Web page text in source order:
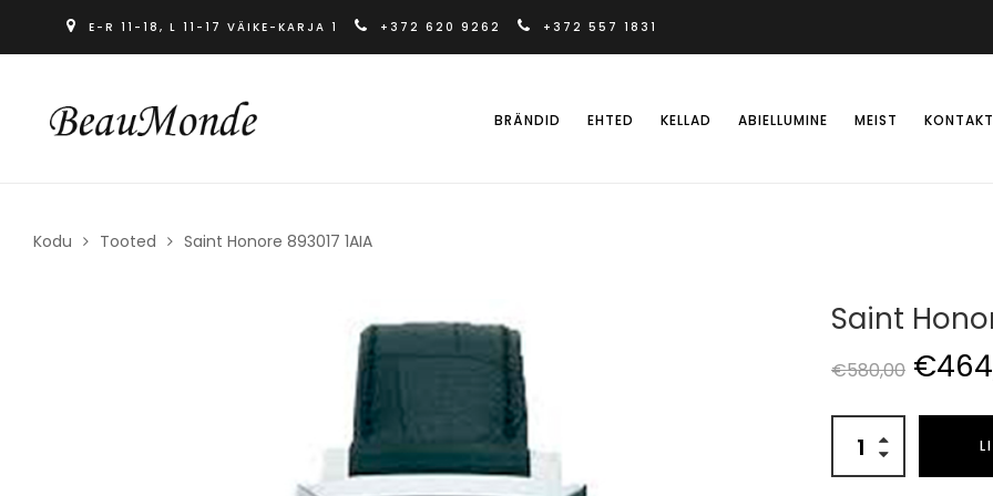
E-R 11-18, L 11-17 VÄIKE-KARJA 1 +372 620 9262 +372 557 1831
BRÄNDID EHTED KELLAD ABIELLUMINE MEIST KONTAKT
Kodu Tooted Saint Honore 893017 1AIA
Saint
€580,00 €